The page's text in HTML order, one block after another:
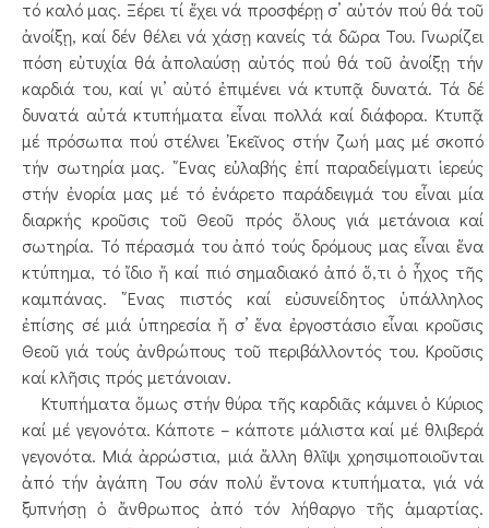
τό καλό μας. Ξέρει τί ἔχει νά προσφέρῃ σ’ αὐτόν πού θά τοῦ
ἀνοίξῃ, καί δέν θέλει νά χάσῃ κανείς τά δῶρα Του. Γνωρίζει
πόση εὐτυχία θά ἀπολαύσῃ αὐτός πού θά τοῦ ἀνοίξῃ τήν
καρδιά του, καί γι’ αὐτό ἐπιμένει νά κτυπᾷ δυνατά. Τά δέ
δυνατά αὐτά κτυπήματα εἶναι πολλά καί διάφορα. Κτυπᾷ
μέ πρόσωπα πού στέλνει ᾿Εκεῖνος στήν ζωή μας μέ σκοπό
τήν σωτηρία μας. ῞Ενας εὐλαβής ἐπί παραδείγματι ἱερεύς
στήν ἐνορία μας μέ τό ἐνάρετο παράδειγμά του εἶναι μία
διαρκής κροῦσις τοῦ Θεοῦ πρός ὅλους γιά μετάνοια καί
σωτηρία. Τό πέρασμά του ἀπό τούς δρόμους μας εἶναι ἕνα
κτύπημα, τό ἴδιο ἤ καί πιό σημαδιακό ἀπό ὅ,τι ὁ ἦχος τῆς
καμπάνας. ῞Ενας πιστός καί εὐσυνείδητος ὑπάλληλος
ἐπίσης σέ μιά ὑπηρεσία ἤ σ’ ἕνα ἐργοστάσιο εἶναι κροῦσις
Θεοῦ γιά τούς ἀνθρώπους τοῦ περιβάλλοντός του. Κροῦσις
καί κλῆσις πρός μετάνοιαν.
Κτυπήματα ὅμως στήν θύρα τῆς καρδιᾶς κάμνει ὁ Κύριος
καί μέ γεγονότα. Κάποτε – κάποτε μάλιστα καί μέ θλιβερά
γεγονότα. Μιά ἀρρώστια, μιά ἄλλη θλῖψι χρησιμοποιοῦνται
ἀπό τήν ἀγάπη Του σάν πολύ ἔντονα κτυπήματα, γιά νά
ξυπνήσῃ ὁ ἄνθρωπος ἀπό τόν λήθαργο τῆς ἁμαρτίας.